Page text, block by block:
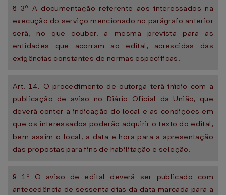
§ 3º A documentação referente aos interessados na
execução do serviço mencionado no parágrafo anterior
será, no que couber, a mesma prevista para as
entidades que acorram ao edital, acrescidas das
exigências constantes de normas específicas.
Art. 14. O procedimento de outorga terá início com a
publicação de aviso no Diário Oficial da União, que
deverá conter a indicação do local e as condições em
que os interessados poderão adquirir o texto do edital,
bem assim o local, a data e hora para a apresentação
das propostas para fins de habilitação e seleção.
§ 1º O aviso de edital deverá ser publicado com
antecedência de sessenta dias da data marcada para a